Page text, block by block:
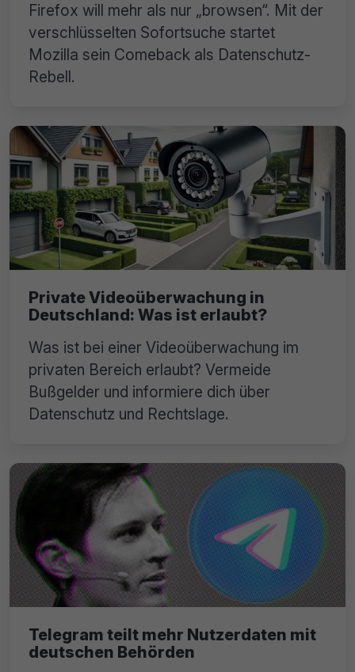
Firefox will mehr als nur „browsen“. Mit der
verschlüsselten Sofortsuche startet
Mozilla sein Comeback als Datenschutz-
Rebell.
Private Videoüberwachung in
Deutschland: Was ist erlaubt?
Was ist bei einer Videoüberwachung im
privaten Bereich erlaubt? Vermeide
Bußgelder und informiere dich über
Datenschutz und Rechtslage.
Telegram teilt mehr Nutzerdaten mit
deutschen Behörden